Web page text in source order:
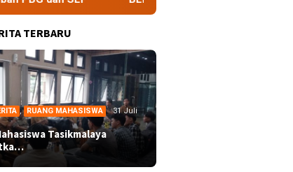
TERBARU
, RUANG MAHASISWA
31 Juli
Tasikmalaya